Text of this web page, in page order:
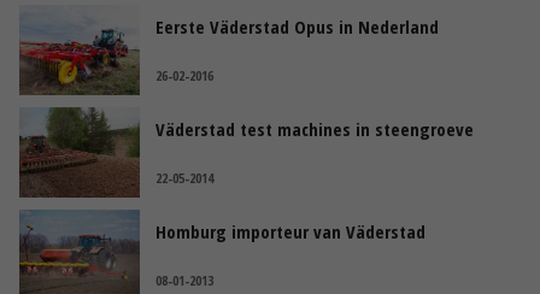
Eerste Väderstad Opus in Nederland
26-02-2016
Väderstad test machines in steengroeve
22-05-2014
Homburg importeur van Väderstad
08-01-2013